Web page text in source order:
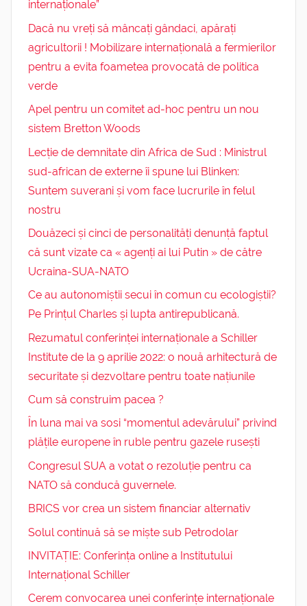
internaționale”
Dacă nu vreți să mâncați gândaci, apărați
agricultorii ! Mobilizare internațională a fermierilor
pentru a evita foametea provocată de politica
verde
Apel pentru un comitet ad-hoc pentru un nou
sistem Bretton Woods
Lecție de demnitate din Africa de Sud : Ministrul
sud-african de externe îi spune lui Blinken:
Suntem suverani și vom face lucrurile în felul
nostru
Douăzeci și cinci de personalități denunță faptul
că sunt vizate ca « agenți ai lui Putin » de către
Ucraina-SUA-NATO
Ce au autonomiștii secui în comun cu ecologiștii?
Pe Prințul Charles și lupta antirepublicană.
Rezumatul conferinței internaționale a Schiller
Institute de la 9 aprilie 2022: o nouă arhitectură de
securitate și dezvoltare pentru toate națiunile
Cum să construim pacea ?
În luna mai va sosi “momentul adevărului” privind
plățile europene în ruble pentru gazele rusești
Congresul SUA a votat o rezoluție pentru ca
NATO să conducă guvernele.
BRICS vor crea un sistem financiar alternativ
Solul continuă să se miște sub Petrodolar
INVITAȚIE: Conferința online a Institutului
Internațional Schiller
Cerem convocarea unei conferințe internaționale